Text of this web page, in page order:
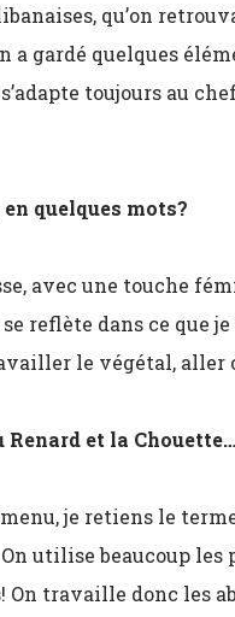
qu’on
a gardé quelques
toujours au
quelques mots?
avec une touche
reflète dans ce que
le végétal, aller
Renard et la Chouette…
je retiens le
utilise beaucoup les
On travaille donc les